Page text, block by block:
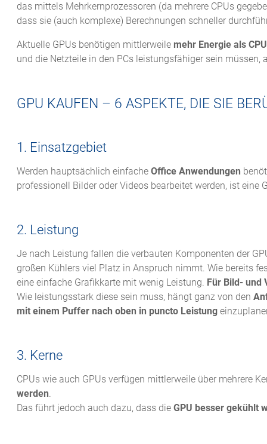
das mittels Mehrkernprozessoren (da mehrere CPUs
dass sie (auch komplexe) Berechnungen schneller
Aktuelle GPUs benötigen mittlerweile mehr Energie als
und die Netzteile in den PCs leistungsfähiger sein
GPU KAUFEN – 6 ASPEKTE, DIE SIE
1. Einsatzgebiet
Werden hauptsächlich einfache Office Anwendungen
professionell Bilder oder Videos bearbeitet werden, ist eine
2. Leistung
Je nach Leistung fallen die verbauten Komponenten der
großen Kühlers viel Platz in Anspruch nimmt. Wie bereits
eine einfache Grafikkarte mit wenig Leistung. Für Bild- und
Wie leistungsstark diese sein muss, hängt ganz von den
mit einem Puffer nach oben in puncto Leistung
3. Kerne
CPUs wie auch GPUs verfügen mittlerweile über mehrere
werden.
Das führt jedoch auch dazu, dass die GPU besser gekühlt